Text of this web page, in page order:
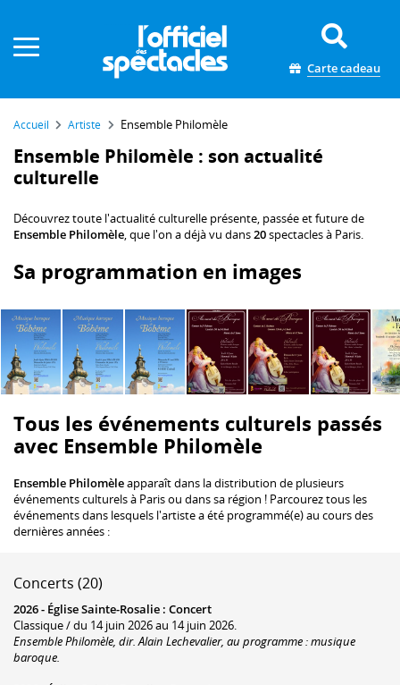
Carte cadeau
Accueil Artiste Ensemble Philomèle
Ensemble Philomèle : son actualité
culturelle
Découvrez toute l'actualité culturelle présente, passée et future de
Ensemble Philomèle, que l'on a déjà vu dans20spectacles à Paris.
Sa programmation en images
Tous les événements culturels passés
avec Ensemble Philomèle
Ensemble Philomèleapparaît dans la distribution de plusieurs
événements culturels à Paris ou dans sa région ! Parcourez tous les
événements dans lesquels l'artiste a été programmé(e) au cours des
dernières années :
Concerts (20)
2026 - Église Sainte-Rosalie : Concert
Classique / du 14 juin 2026 au 14 juin 2026.
Ensemble Philomèle, dir. Alain Lechevalier, au programme : musique
baroque.